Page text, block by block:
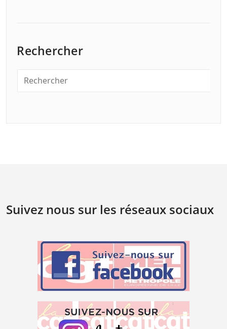
Rechercher
Suivez nous sur les réseaux sociaux